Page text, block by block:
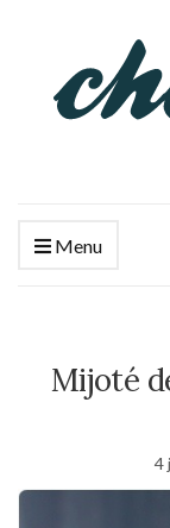
Menu
Mijoté
4